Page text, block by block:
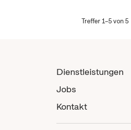
Treffer 1–5 von 5
Dienstleistungen
Jobs
Kontakt